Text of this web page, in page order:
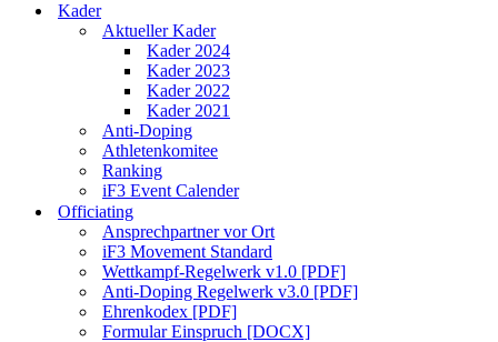
Kader
Aktueller Kader
Kader 2024
Kader 2023
Kader 2022
Kader 2021
Anti-Doping
Athletenkomitee
Ranking
iF3 Event Calender
Officiating
Ansprechpartner vor Ort
iF3 Movement Standard
Wettkampf-Regelwerk v1.0 [PDF]
Anti-Doping Regelwerk v3.0 [PDF]
Ehrenkodex [PDF]
Formular Einspruch [DOCX]